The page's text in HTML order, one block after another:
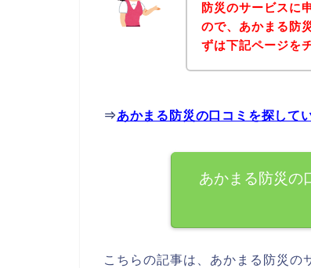
防災のサービスに
ので、あかまる防
ずは下記ページを
⇒あかまる防災の口コミを探して
あかまる防災の
こちらの記事は、あかまる防災の